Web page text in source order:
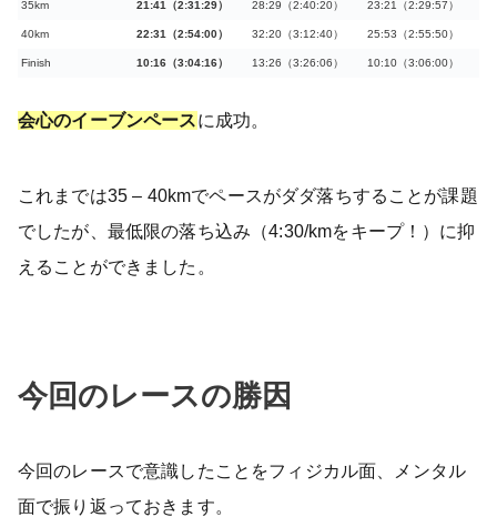
35km 21:41（2:31:29） 28:29（2:40:20） 23:21（2:29:57）
40km 22:31（2:54:00） 32:20（3:12:40） 25:53（2:55:50）
Finish 10:16（3:04:16） 13:26（3:26:06） 10:10（3:06:00）
会心のイーブンペースに成功。
これまでは35 – 40kmでペースがダダ落ちすることが課題
でしたが、最低限の落ち込み（4:30/kmをキープ！）に抑
えることができました。
今回のレースの勝因
今回のレースで意識したことをフィジカル面、メンタル
面で振り返っておきます。